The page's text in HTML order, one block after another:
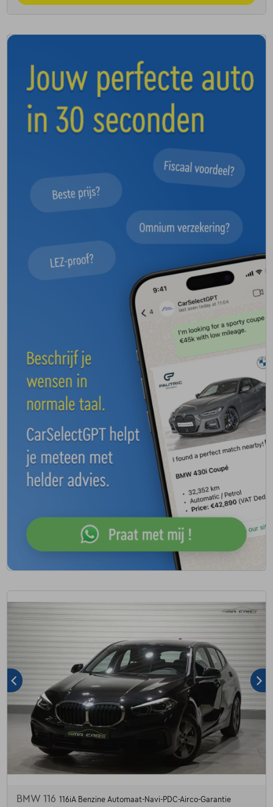
BMW 116 116iA Benzine Automaat-Navi-PDC-Airco-Garantie